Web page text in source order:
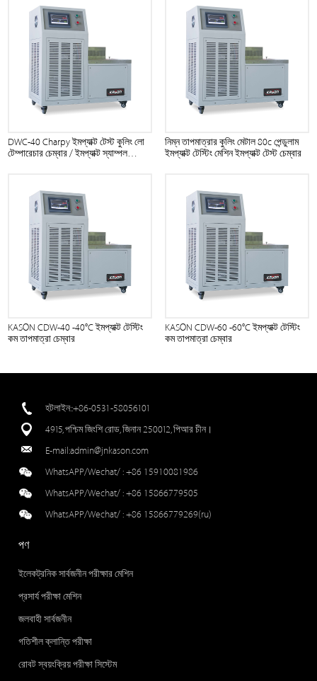
DWC-40 Charpy ইমপ্যাক্ট টেস্ট কুলিং লো
টেম্পারেচার চেম্বার / ইমপ্যাক্ট স্যাম্পল
নিম্ন তাপমাত্রার কুলিং মেটাল 80c পেন্ডুলাম
ইমপ্যাক্ট টেস্টিং মেশিন ইমপ্যাক্ট টেস্ট চেম্বার
KASON CDW-40 -40℃ ইমপ্যাক্ট টেস্টিং
কম তাপমাত্রা চেম্বার
KASON CDW-60 -60℃ ইমপ্যাক্ট টেস্টিং
কম তাপমাত্রা চেম্বার
হটলাইন::+86-0531-58056101
4915, পশ্চিম জিংশি রোড, জিনান 250012, পিআর চীন।
E-mail:admin@jnkason.com
WhatsAPP/Wechat/ :+86 15910081986
WhatsAPP/Wechat/ :+86 15866779505
WhatsAPP/Wechat/ :+86 15866779269(ru)
পণ
ইলেকট্রনিক সার্বজনীন পরীক্ষার মেশিন
প্রসার্য পরীক্ষা মেশিন
জলবাহী সার্বজনীন
গতিশীল ক্লান্তি পরীক্ষা
রোবট স্বয়ংক্রিয় পরীক্ষা সিস্টেম